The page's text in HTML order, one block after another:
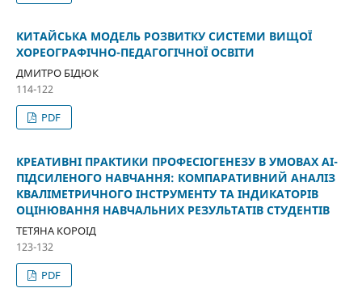
КИТАЙСЬКА МОДЕЛЬ РОЗВИТКУ СИСТЕМИ ВИЩОЇ
ХОРЕОГРАФІЧНО-ПЕДАГОГІЧНОЇ ОСВІТИ
ДМИТРО БІДЮК
114-122
PDF
КРЕАТИВНІ ПРАКТИКИ ПРОФЕСІОГЕНЕЗУ В УМОВАХ АІ-
ПІДСИЛЕНОГО НАВЧАННЯ: КОМПАРАТИВНИЙ АНАЛІЗ
КВАЛІМЕТРИЧНОГО ІНСТРУМЕНТУ ТА ІНДИКАТОРІВ
ОЦІНЮВАННЯ НАВЧАЛЬНИХ РЕЗУЛЬТАТІВ СТУДЕНТІВ
ТЕТЯНА КОРОІД
123-132
PDF